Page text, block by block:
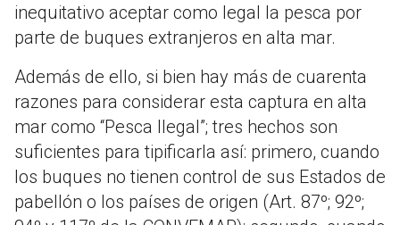
inequitativo aceptar como legal la pesca por
parte de buques extranjeros en alta mar.
Además de ello, si bien hay más de cuarenta
razones para considerar esta captura en alta
mar como “Pesca Ilegal”; tres hechos son
suficientes para tipificarla así: primero, cuando
los buques no tienen control de sus Estados de
pabellón o los países de origen (Art. 87º; 92º;